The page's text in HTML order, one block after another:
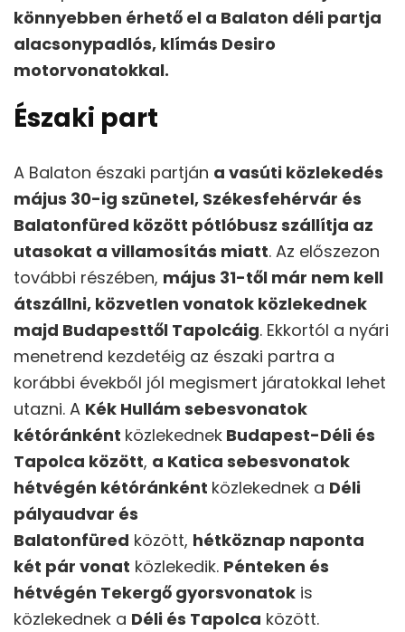
könnyebben érhető el a Balaton déli partja
alacsonypadlós, klímás Desiro
motorvonatokkal.
Északi part
A Balaton északi partján a vasúti közlekedés
május 30-ig szünetel, Székesfehérvár és
Balatonfüred között pótlóbusz szállítja az
utasokat a villamosítás miatt. Az előszezon
további részében, május 31-től már nem kell
átszállni, közvetlen vonatok közlekednek
majd Budapesttől Tapolcáig. Ekkortól a nyári
menetrend kezdetéig az északi partra a
korábbi évekből jól megismert járatokkal lehet
utazni. A Kék Hullám sebesvonatok
kétóránként közlekednek Budapest-Déli és
Tapolca között, a Katica sebesvonatok
hétvégén kétóránként közlekednek a Déli
pályaudvar és
Balatonfüred között, hétköznap naponta
két pár vonat közlekedik. Pénteken és
hétvégén Tekergő gyorsvonatok is
közlekednek a Déli és Tapolca között.